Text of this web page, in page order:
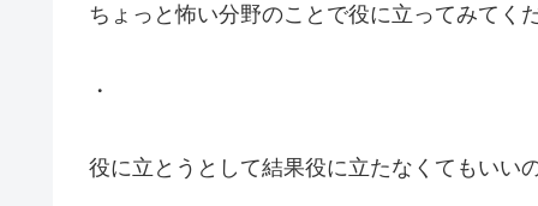
ちょっと怖い分野のことで役に立ってみてくだ
・
役に立とうとして結果役に立たなくてもいいの